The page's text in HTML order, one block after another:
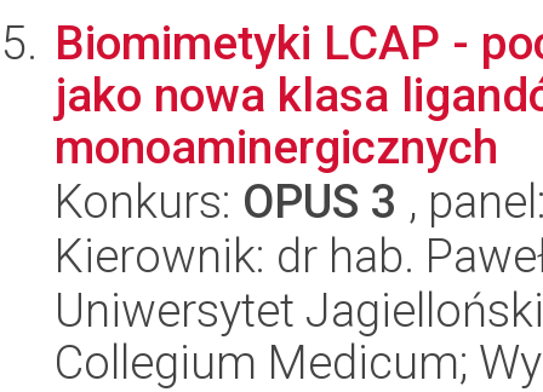
Biomimetyki LCAP -
jako nowa klasa
monoaminergicznych
Konkurs: OPUS 3 ,
Kierownik: dr hab.
Uniwersytet
Collegium Medicum;